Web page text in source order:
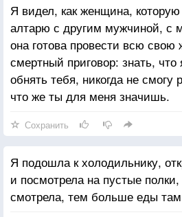
Я видел, как женщина,
алтарю с другим мужчиной, с
она готова провести всю
смертный приговор: знать, что
обнять тебя, никогда не смогу
что же ты для меня значишь.
Сохранить
Я подошла к холодильнику,
и посмотрела на пустые
смотрела, тем больше еды